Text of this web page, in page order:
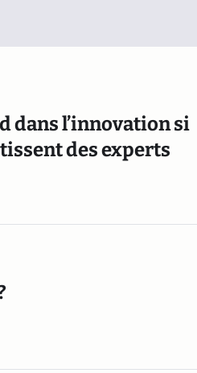
dans l’innovation si
des experts